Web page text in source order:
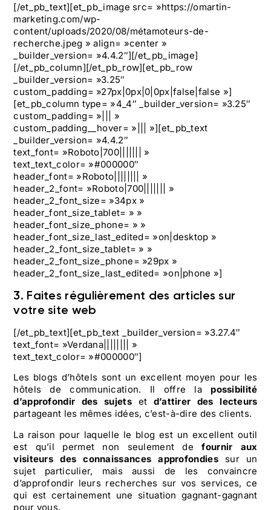
[/et_pb_text][et_pb_image src= »https://omartin-
marketing.com/wp-
content/uploads/2020/08/métamoteurs-de-
recherche.jpeg » align= »center »
_builder_version= »4.4.2″][/et_pb_image]
[/et_pb_column][/et_pb_row][et_pb_row
_builder_version= »3.25″
custom_padding= »27px|0px|0|0px|false|false »]
[et_pb_column type= »4_4″ _builder_version= »3.25″
custom_padding= »||| »
custom_padding__hover= »||| »][et_pb_text
_builder_version= »4.4.2″
text_font= »Roboto|700||||||| »
text_text_color= »#000000″
header_font= »Roboto|||||||| »
header_2_font= »Roboto|700||||||| »
header_2_font_size= »34px »
header_font_size_tablet= » »
header_font_size_phone= » »
header_font_size_last_edited= »on|desktop »
header_2_font_size_tablet= » »
header_2_font_size_phone= »29px »
header_2_font_size_last_edited= »on|phone »]
3. Faites régulièrement des articles sur
votre site web
[/et_pb_text][et_pb_text _builder_version= »3.27.4″
text_font= »Verdana|||||||| »
text_text_color= »#000000″]
Les blogs d’hôtels sont un excellent moyen pour les
hôtels de communication. Il offre la possibilité
d’approfondir des sujets et d’attirer des lecteurs
partageant les mêmes idées, c’est-à-dire des clients.
La raison pour laquelle le blog est un excellent outil
est qu’il permet non seulement defournir aux
visiteurs des connaissances approfondiessur un
sujet particulier, mais aussi de les convaincre
d’approfondir leurs recherches sur vos services, ce
qui est certainement une situation gagnant-gagnant
pour vous.